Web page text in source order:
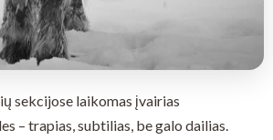
sekcijose laikomas įvairias
– trapias, subtilias, be galo dailias.